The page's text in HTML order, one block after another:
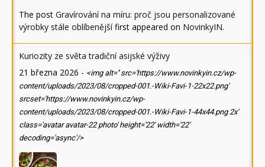
The post Gravírování na míru: proč jsou personalizované
výrobky stále oblíbenějšífirst appeared on NovinkyIN.
Kuriozity ze světa tradiční asijské výživy
21 března 2026 - <img alt='' src='https://www.novinkyin.cz/wp-
content/uploads/2023/08/cropped-001.-Wiki-Favi-1-22x22.png'
srcset='https://www.novinkyin.cz/wp-
content/uploads/2023/08/cropped-001.-Wiki-Favi-1-44x44.png 2x'
class='avatar avatar-22 photo' height='22' width='22'
decoding='async'/>